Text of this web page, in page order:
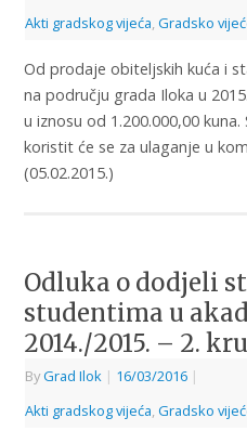
Akti gradskog vijeća, Gradsko
Od prodaje obiteljskih kuća i
na području grada Iloka u
u iznosu od 1.200.000,00
koristit će se za ulaganje u
(05.02.2015.)
Odluka o dodjeli
studentima u
2014./2015. – 2.
ByGrad Ilok | 16/03/2016 |
Akti gradskog vijeća, Gradsko